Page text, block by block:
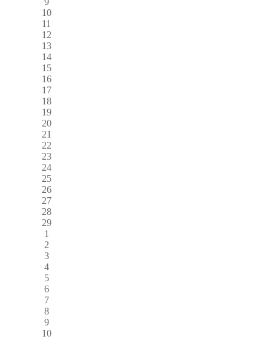
10
11
12
13
14
15
16
17
18
19
20
21
22
23
24
25
26
27
28
29
1
2
3
4
5
6
7
8
9
10